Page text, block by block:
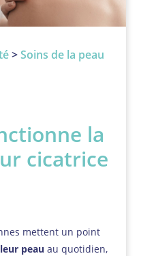
>Soins de la peau
la
cicatrice
mettent un point
peau au quotidien,